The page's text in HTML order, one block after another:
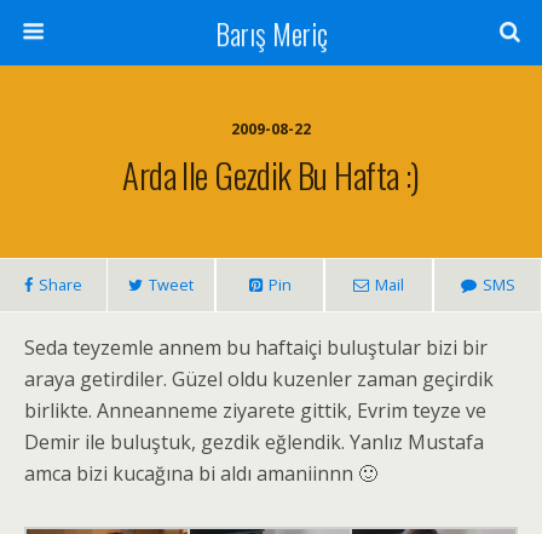
Barış Meriç
2009-08-22
Arda Ile Gezdik Bu Hafta :)
Share Tweet Pin Mail SMS
Seda teyzemle annem bu haftaiçi buluştular bizi bir
araya getirdiler. Güzel oldu kuzenler zaman geçirdik
birlikte. Anneanneme ziyarete gittik, Evrim teyze ve
Demir ile buluştuk, gezdik eğlendik. Yanlız Mustafa
amca bizi kucağına bi aldı amaniinnn 🙂